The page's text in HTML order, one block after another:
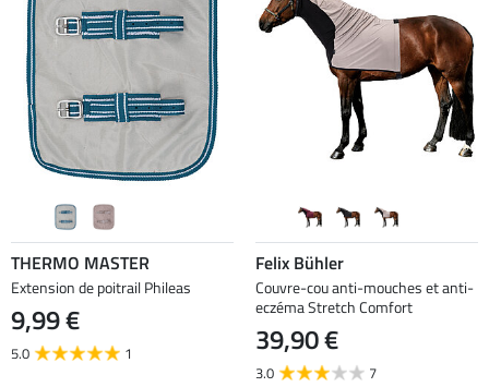
THERMO MASTER
Extension de poitrail Phileas
9,99 €
5.0 1
Felix Bühler
Couvre-cou anti-mouches et anti-
eczéma Stretch Comfort
39,90 €
3.0 7